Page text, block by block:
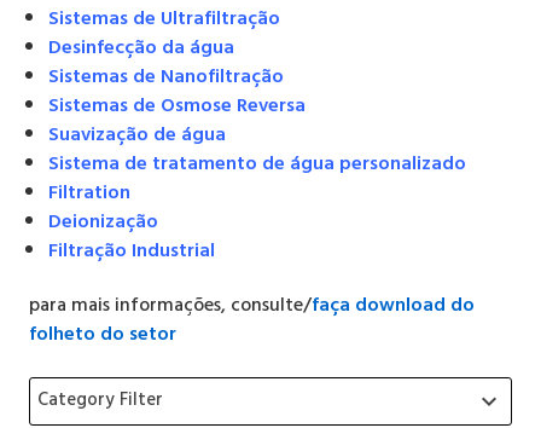
Sistemas de Ultrafiltração
Desinfecção da água
Sistemas de Nanofiltração
Sistemas de Osmose Reversa
Suavização de água
Sistema de tratamento de água personalizado
Filtration
Deionização
Filtração Industrial
para mais informações, consulte/faça download do
folheto do setor
Category Filter keyboard_arrow_down